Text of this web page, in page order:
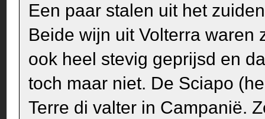
Een paar stalen uit het
Beide wijn uit Volterra waren
ook heel stevig geprijsd en
toch maar niet. De Sciapo
Terre di valter in Campanië.